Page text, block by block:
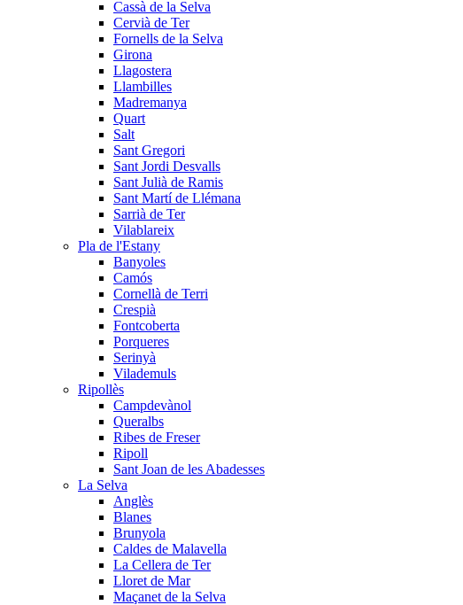
Cassà de la Selva
Cervià de Ter
Fornells de la Selva
Girona
Llagostera
Llambilles
Madremanya
Quart
Salt
Sant Gregori
Sant Jordi Desvalls
Sant Julià de Ramis
Sant Martí de Llémana
Sarrià de Ter
Vilablareix
Pla de l'Estany
Banyoles
Camós
Cornellà de Terri
Crespià
Fontcoberta
Porqueres
Serinyà
Vilademuls
Ripollès
Campdevànol
Queralbs
Ribes de Freser
Ripoll
Sant Joan de les Abadesses
La Selva
Anglès
Blanes
Brunyola
Caldes de Malavella
La Cellera de Ter
Lloret de Mar
Maçanet de la Selva